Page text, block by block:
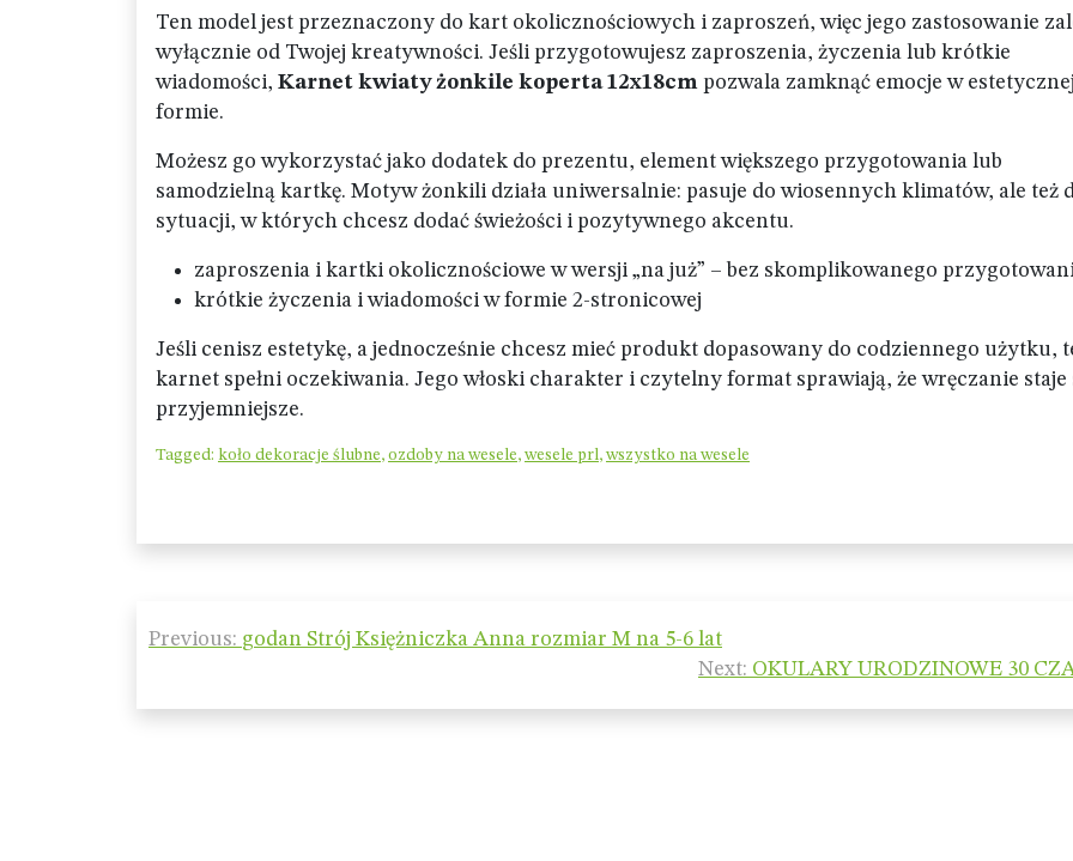
Ten model jest przeznaczony do kart okolicznościowych i zaproszeń, więc jego zastosowanie
wyłącznie od Twojej kreatywności. Jeśli przygotowujesz zaproszenia, życzenia lub krótkie
wiadomości, Karnet kwiaty żonkile koperta 12x18cm pozwala zamknąć emocje w estetycznej
formie.
Możesz go wykorzystać jako dodatek do prezentu, element większego przygotowania lub
samodzielną kartkę. Motyw żonkili działa uniwersalnie: pasuje do wiosennych klimatów, ale też
sytuacji, w których chcesz dodać świeżości i pozytywnego akcentu.
zaproszenia i kartki okolicznościowe w wersji „na już” – bez skomplikowanego
krótkie życzenia i wiadomości w formie 2-stronicowej
Jeśli cenisz estetykę, a jednocześnie chcesz mieć produkt dopasowany do codziennego użytku,
karnet spełni oczekiwania. Jego włoski charakter i czytelny format sprawiają, że wręczanie staje
przyjemniejsze.
Tagged: koło dekoracje ślubne, ozdoby na wesele, wesele prl, wszystko na wesele
Nawigacja
Previous: godan Strój Księżniczka Anna rozmiar M na 5-6 lat
Next: OKULARY URODZINOWE 30